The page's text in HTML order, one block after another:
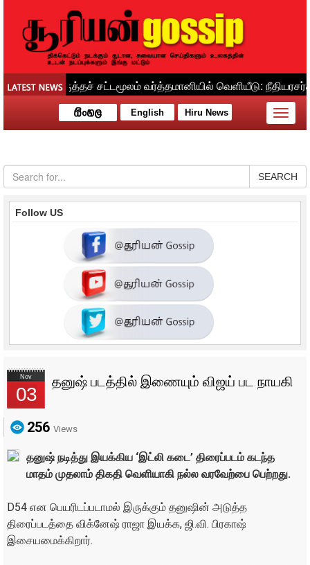
English Hiru News
Toggle
SEARCH
Follow US
Nov
03
தனுஷ் படத்தில் இணையும் விஜய் பட நாயகி
256 Views
தனுஷ் நடித்து இயக்கிய ‘இட்லி கடை’ திரைப்படம் கடந்த
மாதம் முதலாம் திகதி வெளியாகி நல்ல வரவேற்பை பெற்றது.
D54 என பெயரிடப்படாமல் இருக்கும் தனுஷின் அடுத்த
திரைப்படத்தை விக்னேஷ் ராஜா இயக்க, ஜி.வி. பிரகாஷ்
இசையமைக்கிறார்.